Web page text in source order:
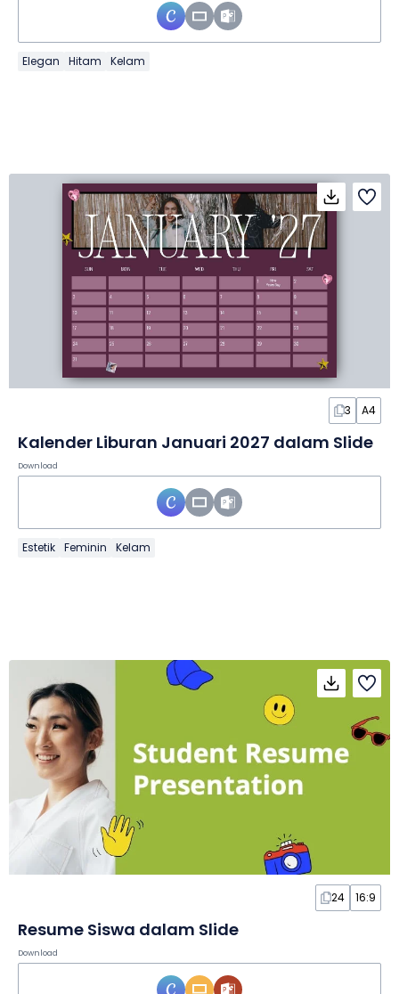
Elegan Hitam Kelam
3 A4
Kalender Liburan Januari 2027 dalam Slide
Download
Estetik Feminin Kelam
24 16:9
Resume Siswa dalam Slide
Download